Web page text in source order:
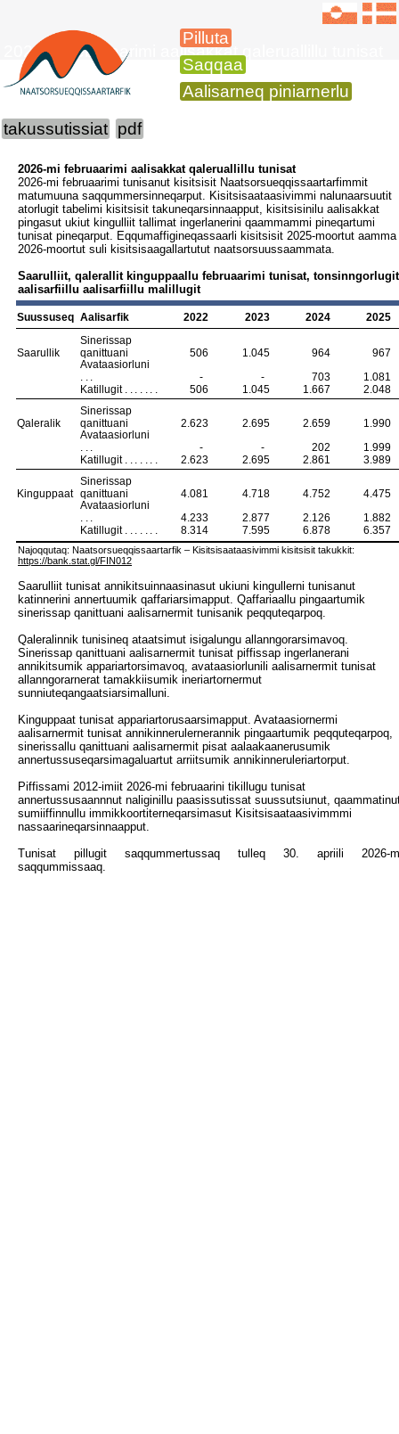
Pilluta
Saqqaa
Aalisarneq piniarnerlu
2026-mi februaarimi aalisakkat qaleruallillu tunisat
takussutissiat pdf